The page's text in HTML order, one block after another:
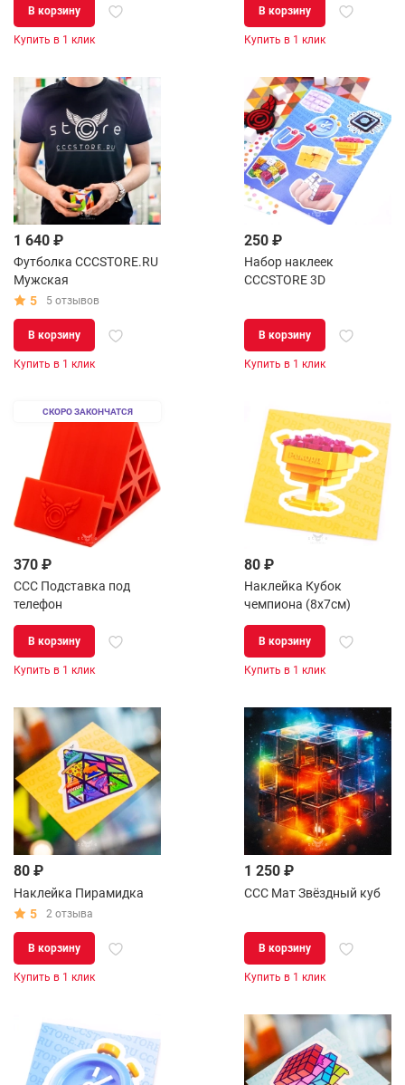
В корзину
Купить в 1 клик
В корзину
Купить в 1 клик
1 640 ₽
Футболка CCCSTORE.RU
Мужская
5
5 отзывов
В корзину
Купить в 1 клик
250 ₽
Набор наклеек
CCCSTORE 3D
В корзину
Купить в 1 клик
СКОРО ЗАКОНЧАТСЯ
370 ₽
CCC Подставка под
телефон
В корзину
Купить в 1 клик
80 ₽
Наклейка Кубок
чемпиона (8х7см)
В корзину
Купить в 1 клик
80 ₽
Наклейка Пирамидка
5
2 отзыва
В корзину
Купить в 1 клик
1 250 ₽
CCC Мат Звёздный куб
В корзину
Купить в 1 клик